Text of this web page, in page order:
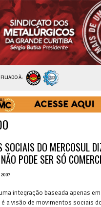
FILIADO À:
SOCIAIS DO MERCOSUL
PODE SER SÓ
integração baseada apenas
a visão de movimentos sociais